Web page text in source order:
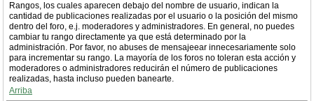
Rangos, los cuales aparecen debajo del nombre de usuario, indican la
cantidad de publicaciones realizadas por el usuario o la posición del mismo
dentro del foro, e.j. moderadores y administradores. En general, no puedes
cambiar tu rango directamente ya que está determinado por la
administración. Por favor, no abuses de mensajeear innecesariamente solo
para incrementar su rango. La mayoría de los foros no toleran esta acción y
moderadores o administradores reducirán el número de publicaciones
realizadas, hasta incluso pueden banearte.
Arriba